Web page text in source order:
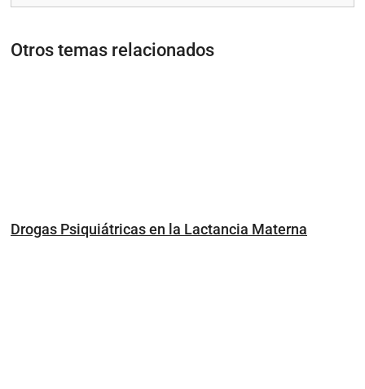
Otros temas relacionados
Drogas Psiquiátricas en la Lactancia Materna